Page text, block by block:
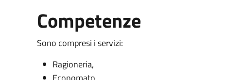
Competenze
Sono compresi i servizi:
Ragioneria,